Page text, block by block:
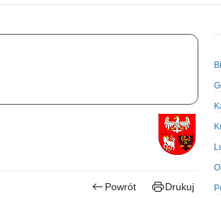
Powrót Drukuj